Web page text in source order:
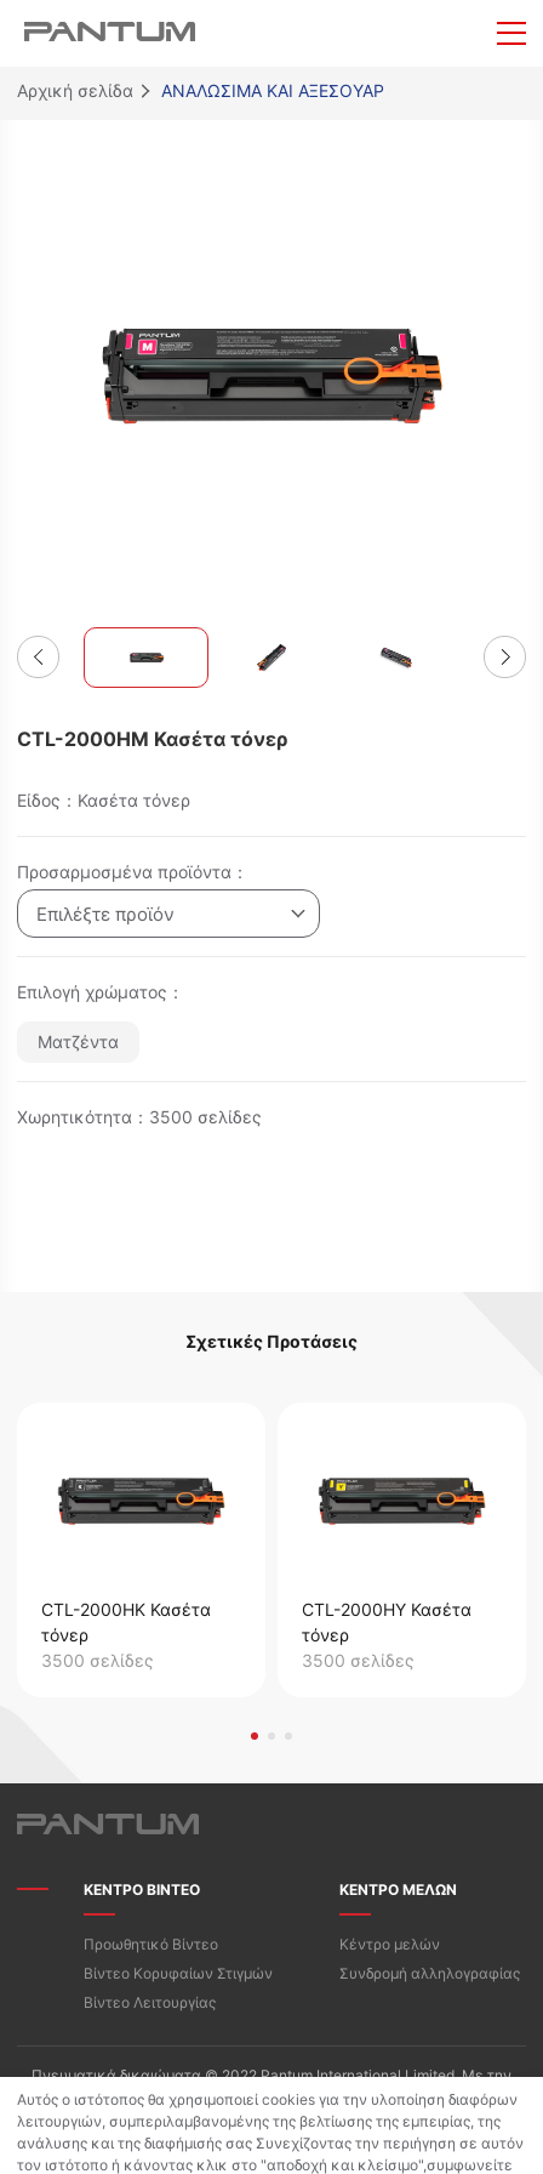
Αρχική σελίδα ΑΝΑΛΩΣΙΜΑ ΚΑΙ ΑΞΕΣΟΥΑΡ
CTL-2000HM Κασέτα τόνερ
Είδος：Κασέτα τόνερ
Προσαρμοσμένα προϊόντα：
Επιλέξτε προϊόν
Επιλογή χρώματος：
Ματζέντα
Χωρητικότητα：3500 σελίδες
Σχετικές Προτάσεις
CTL-2000HK Κασέτα
τόνερ
3500 σελίδες
CTL-2000HY Κασέτα
τόνερ
3500 σελίδες
ΚΕΝΤΡΟ ΒΙΝΤΕΟ
Προωθητικό Βίντεο
Βίντεο Κορυφαίων Στιγμών
Βίντεο Λειτουργίας
ΚΕΝΤΡΟ ΜΕΛΩΝ
Κέντρο μελών
Συνδρομή αλληλογραφίας
Πνευματικά δικαιώματα © 2022 Pantum International Limited. Με την
επιφύλαξη παντός δικαιώματος
Όροι Χρήσης/Πολιτική Απορρήτου της «PANTUM»
Πολιτική προστασίας προσωπικών δεδομένων για Pantum App
Πολιτική Cookies
Αυτός ο ιστότοπος θα χρησιμοποιεί cookies για την υλοποίηση διαφόρων
λειτουργιών, συμπεριλαμβανομένης της βελτίωσης της εμπειρίας, της
ανάλυσης και της διαφήμισής σας Συνεχίζοντας την περιήγηση σε αυτόν
τον ιστότοπο ή κάνοντας κλικ στο "αποδοχή και κλείσιμο",συμφωνείτε